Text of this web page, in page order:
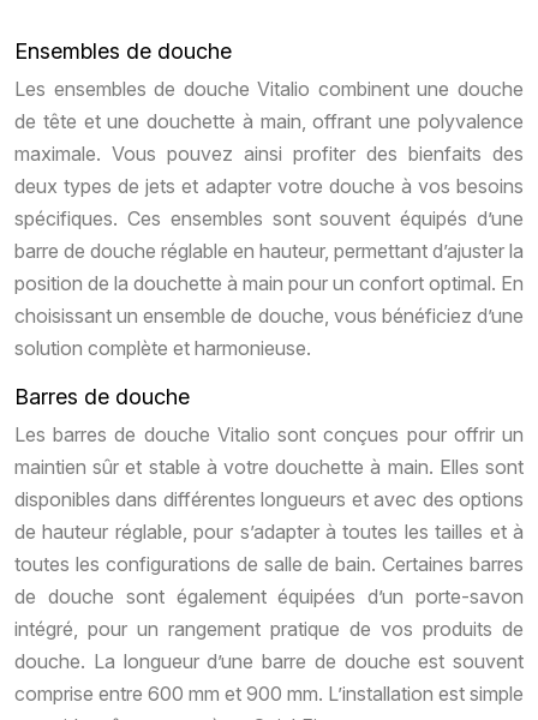
Ensembles de douche
Les ensembles de douche Vitalio combinent une douche
de tête et une douchette à main, offrant une polyvalence
maximale. Vous pouvez ainsi profiter des bienfaits des
deux types de jets et adapter votre douche à vos besoins
spécifiques. Ces ensembles sont souvent équipés d’une
barre de douche réglable en hauteur, permettant d’ajuster la
position de la douchette à main pour un confort optimal. En
choisissant un ensemble de douche, vous bénéficiez d’une
solution complète et harmonieuse.
Barres de douche
Les barres de douche Vitalio sont conçues pour offrir un
maintien sûr et stable à votre douchette à main. Elles sont
disponibles dans différentes longueurs et avec des options
de hauteur réglable, pour s’adapter à toutes les tailles et à
toutes les configurations de salle de bain. Certaines barres
de douche sont également équipées d’un porte-savon
intégré, pour un rangement pratique de vos produits de
douche. La longueur d’une barre de douche est souvent
comprise entre 600 mm et 900 mm. L’installation est simple